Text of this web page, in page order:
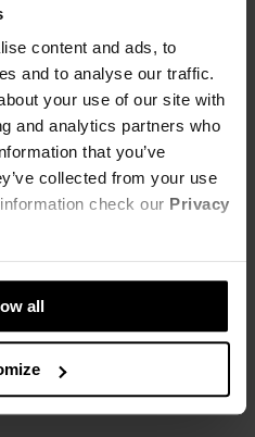
content and ads, to
and to analyse our traffic.
your use of our site with
and analytics partners who
that you’ve
collected from your use
check our Privacy
all
51,00 zł
Najniższa cena z 30 dni przed obniżką